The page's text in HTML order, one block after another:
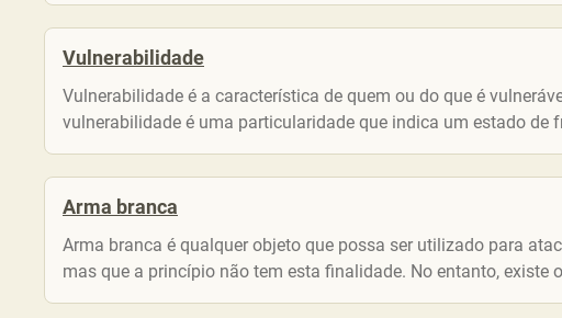
Vulnerabilidade
Vulnerabilidade é a característica de quem ou do que é
vulnerabilidade é uma particularidade que indica um estado de
Arma branca
Arma branca é qualquer objeto que possa ser utilizado para
mas que a princípio não tem esta finalidade. No entanto, existe